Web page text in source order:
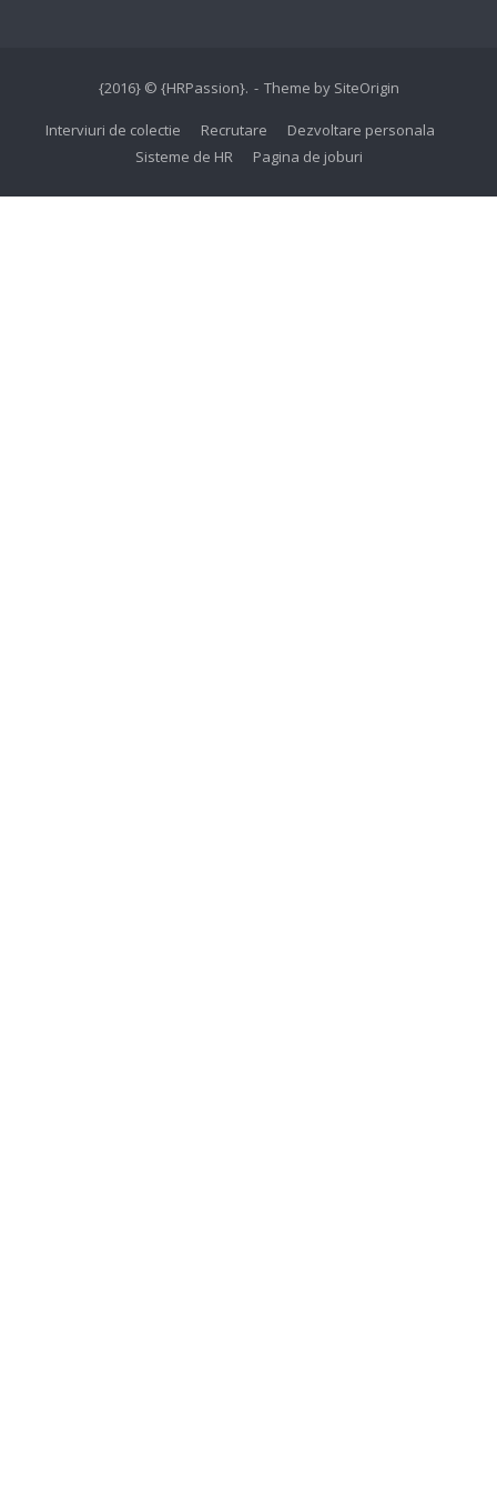
{2016} © {HRPassion}. Theme by SiteOrigin
Interviuri de colectie Recrutare
Dezvoltare personala
Sisteme de HR
Pagina de joburi